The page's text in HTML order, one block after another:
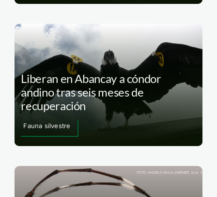
Liberan en Abancay a cóndor
andino tras seis meses de
recuperación
Fauna silvestre